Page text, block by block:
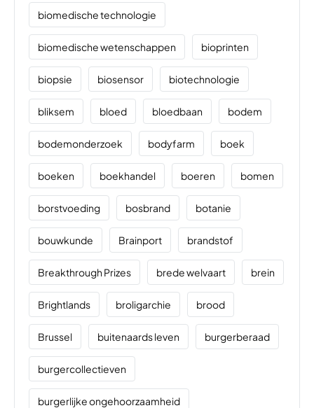
biomedische technologie
biomedische wetenschappen bioprinten
biopsie biosensor biotechnologie
bliksem bloed bloedbaan bodem
bodemonderzoek bodyfarm boek
boeken boekhandel boeren bomen
borstvoeding bosbrand botanie
bouwkunde Brainport brandstof
Breakthrough Prizes brede welvaart brein
Brightlands broligarchie brood
Brussel buitenaards leven burgerberaad
burgercollectieven
burgerlijke ongehoorzaamheid